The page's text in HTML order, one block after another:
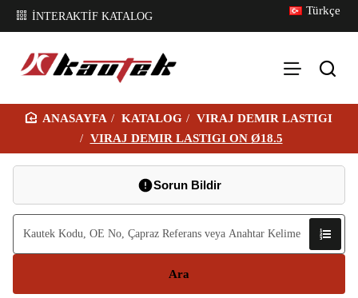
İNTERAKTİF KATALOG Türkçe
O
KATALOG
VIRAJ DEMIR LASTIGI
VIRAJ DEMIR LASTIGI ON Ø18.5
Sorun Bildir
Ara